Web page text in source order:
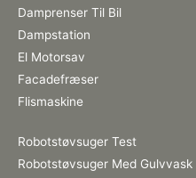
Damprenser Til Bil
Dampstation
El Motorsav
Facadefræser
Flismaskine
Robotstøvsuger Test
Robotstøvsuger Med Gulvvask